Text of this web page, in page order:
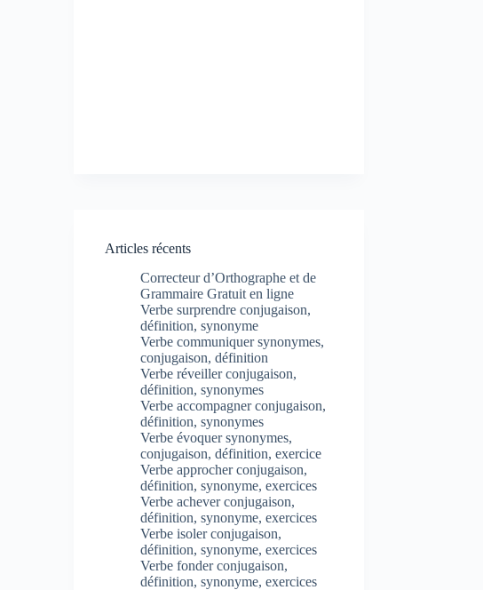
Articles récents
Correcteur d’Orthographe et de
Grammaire Gratuit en ligne
Verbe surprendre conjugaison,
définition, synonyme
Verbe communiquer synonymes,
conjugaison, définition
Verbe réveiller conjugaison,
définition, synonymes
Verbe accompagner conjugaison,
définition, synonymes
Verbe évoquer synonymes,
conjugaison, définition, exercice
Verbe approcher conjugaison,
définition, synonyme, exercices
Verbe achever conjugaison,
définition, synonyme, exercices
Verbe isoler conjugaison,
définition, synonyme, exercices
Verbe fonder conjugaison,
définition, synonyme, exercices